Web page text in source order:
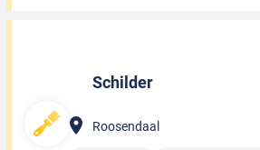
Schilder
Roosendaal